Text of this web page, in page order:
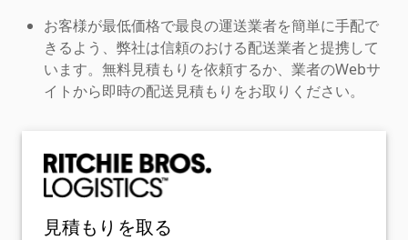
お客様が最低価格で最良の運送業者を簡単に手配で
きるよう、弊社は信頼のおける配送業者と提携して
います。無料見積もりを依頼するか、業者のWebサ
イトから即時の配送見積もりをお取りください。
見積もりを取る